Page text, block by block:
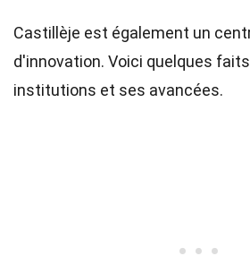
Castillèje est également un
d'innovation. Voici quelques
institutions et ses avancées.